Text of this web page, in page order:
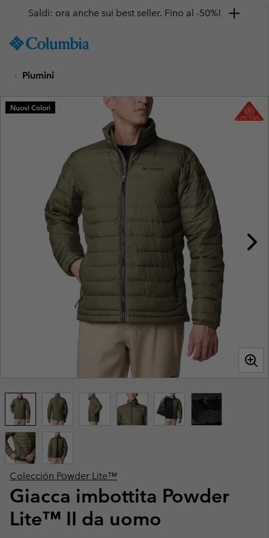
TO
SKIP
MAIN
NAV
Saldi: ora anche sui best seller. Fino al -50%!
Piumini
Colección Powder Lite™
Giacca imbottita Powder
Lite™ II da uomo
Nuovi Colori